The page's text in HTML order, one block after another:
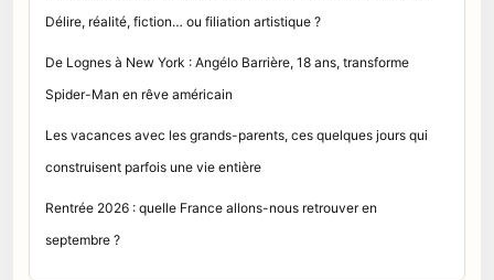
Délire, réalité, fiction… ou filiation artistique ?
De Lognes à New York : Angélo Barrière, 18 ans, transforme
Spider-Man en rêve américain
Les vacances avec les grands-parents, ces quelques jours qui
construisent parfois une vie entière
Rentrée 2026 : quelle France allons-nous retrouver en
septembre ?